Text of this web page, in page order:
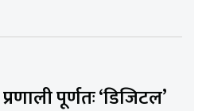
प्रणाली पूर्णतः ‘डिजिटल’